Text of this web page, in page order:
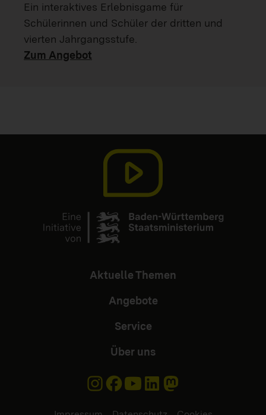
Ein interaktives Erlebnisgame für
Schülerinnen und Schüler der dritten und
vierten Jahrgangsstufe.
Zum Angebot
Aktuelle Themen
Angebote
Service
Über uns